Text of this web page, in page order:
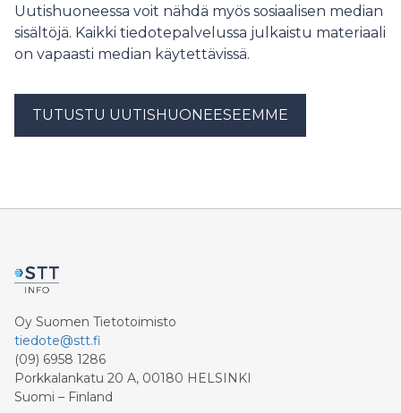
Vaalirahoituksen avoimuutta on lisättävä merkittävästi.
Onko Orpon hallitus valmis siihen vai tyydytäänkö
nykytilaan, jossa vaalirahoituksesta valtaosa jää piiloon?
SDP:n puoluesihteeri Mikkel Näkkäläjärvi kysyy.
Uutishuoneessa voit nähdä myös sosiaalisen median
sisältöjä. Kaikki tiedotepalvelussa julkaistu materiaali
on vapaasti median käytettävissä.
TUTUSTU UUTISHUONEESEEMME
Oy Suomen Tietotoimisto
tiedote@stt.fi
(09) 6958 1286
Porkkalankatu 20 A, 00180 HELSINKI
Suomi – Finland